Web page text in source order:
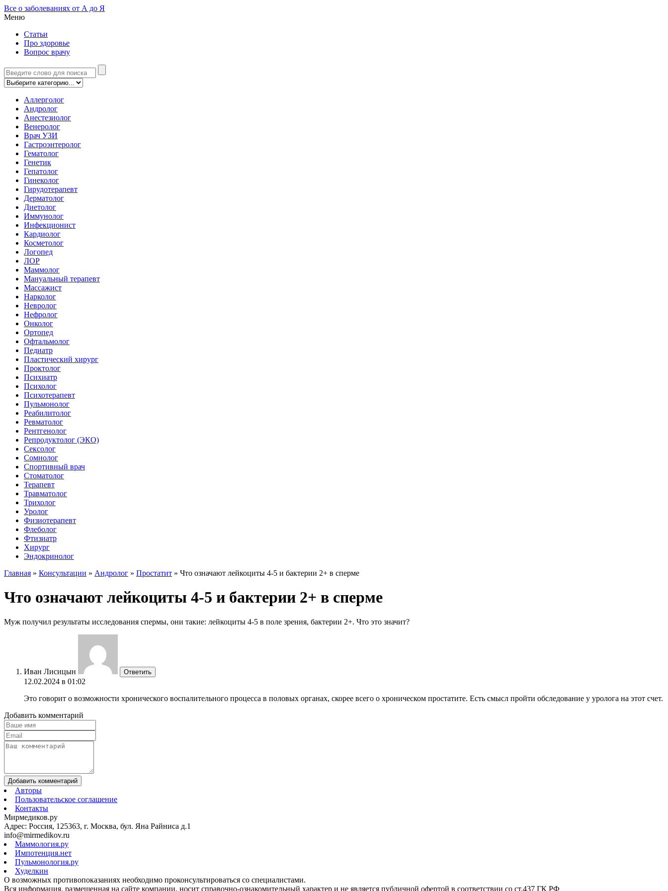
Все о заболеваниях от А до Я
Меню
Статьи
Про здоровье
Вопрос врачу
Аллерголог
Андролог
Анестезиолог
Венеролог
Врач УЗИ
Гастроэнтеролог
Гематолог
Генетик
Гепатолог
Гинеколог
Гирудотерапевт
Дерматолог
Диетолог
Иммунолог
Инфекционист
Кардиолог
Косметолог
Логопед
ЛОР
Маммолог
Мануальный терапевт
Массажист
Нарколог
Невролог
Нефролог
Онколог
Ортопед
Офтальмолог
Педиатр
Пластический хирург
Проктолог
Психиатр
Психолог
Психотерапевт
Пульмонолог
Реабилитолог
Ревматолог
Рентгенолог
Репродуктолог (ЭКО)
Сексолог
Сомнолог
Спортивный врач
Стоматолог
Терапевт
Травматолог
Трихолог
Уролог
Физиотерапевт
Флеболог
Фтизиатр
Хирург
Эндокринолог
Главная » Консультации » Андролог » Простатит » Что означают лейкоциты 4-5 и бактерии 2+ в сперме
Что означают лейкоциты 4-5 и бактерии 2+ в сперме
Муж получил результаты исследования спермы, они такие: лейкоциты 4-5 в поле зрения, бактерии 2+. Что это значит?
Иван Лисицын Ответить
12.02.2024 в 01:02
Это говорит о возможности хронического воспалительного процесса в половых органах, скорее всего о хроническом простатите. Есть смысл пройти обследование у уролога на этот счет.
Добавить комментарий
Добавить комментарий
Авторы
Пользовательское соглашение
Контакты
Мирмедиков.ру
Адрес: Россия, 125363, г. Москва, бул. Яна Райниса д.1
info@mirmedikov.ru
Маммология.ру
Импотенция.нет
Пульмонология.ру
Худелкин
О возможных противопоказаниях необходимо проконсультироваться со специалистами.
Вся информация, размещенная на сайте компании, носит справочно-ознакомительный характер и не является публичной офертой в соответствии со ст.437 ГК РФ